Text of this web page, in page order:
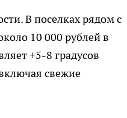
В поселках рядом с
10 000 рублей в
+5-8 градусов
свежие